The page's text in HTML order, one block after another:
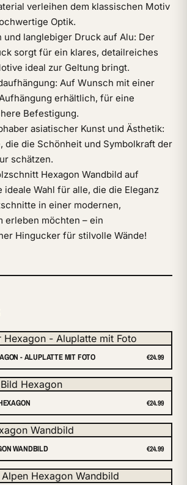
verleihen dem klassischen Motiv
Optik.
und langlebiger Druck auf Alu: Der
sorgt für ein klares, detailreiches
ideal zur Geltung bringt.
Auf Wunsch mit einer
erhältlich, für eine
Befestigung.
asiatischer Kunst und Ästhetik:
die die Schönheit und Symbolkraft der
schätzen.
Hexagon Wandbild auf
ideale Wahl für alle, die die Eleganz
in einer modernen,
erleben möchten – ein
Hingucker für stilvolle Wände!
- ALUPLATTE MIT FOTO €24.99
€24.99
WANDBILD €24.99